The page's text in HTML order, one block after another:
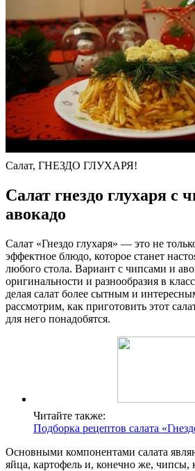
Салат, ГНЕЗДО ГЛУХАРЯ!
Салат гнездо глухаря с
авокадо
Салат «Гнездо глухаря» — это не
эффектное блюдо, которое станет
любого стола. Вариант с чипсами и
оригинальности и разнообразия в
делая салат более сытным и
рассмотрим, как приготовить этот
для него понадобятся.
Читайте также:
Подборка рецептов салата
Основными компонентами салата
яйца, картофель и, конечно же, чипсы,